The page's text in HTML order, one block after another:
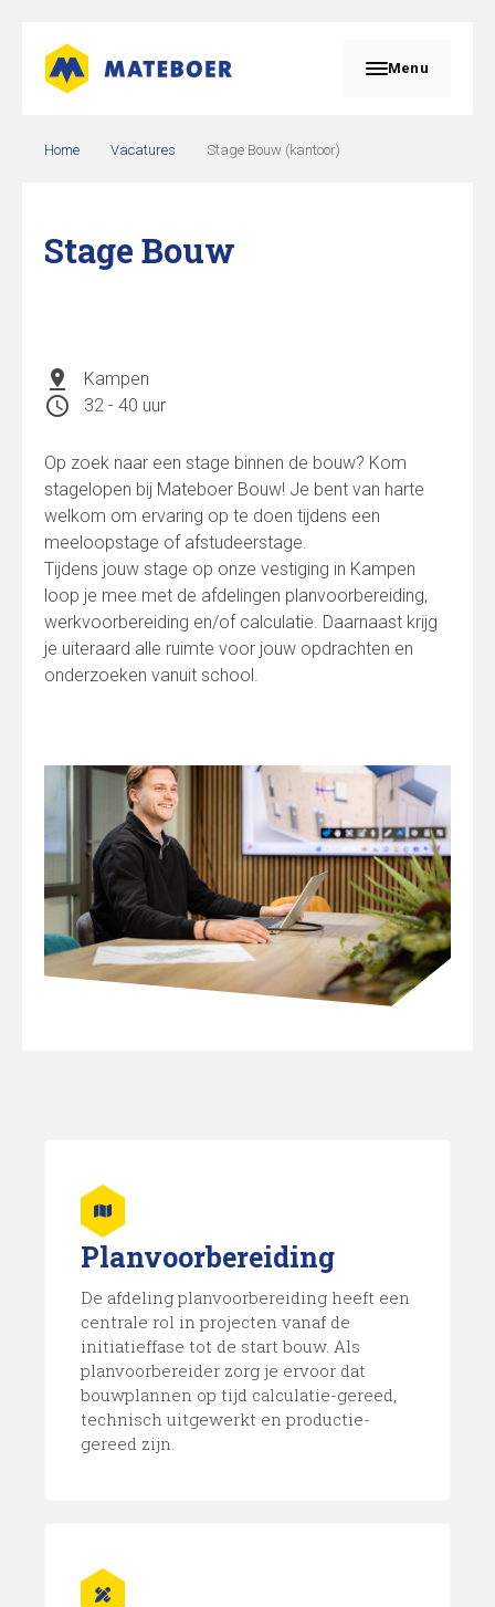
Menu
Home Vacatures Stage Bouw (kantoor)
Stage Bouw
pin_drop Kampen
schedule 32 - 40 uur
Op zoek naar een stage binnen de bouw? Kom
stagelopen bij Mateboer Bouw! Je bent van harte
welkom om ervaring op te doen tijdens een
meeloopstage of afstudeerstage.
Tijdens jouw stage op onze vestiging in Kampen
loop je mee met de afdelingen planvoorbereiding,
werkvoorbereiding en/of calculatie. Daarnaast krijg
je uiteraard alle ruimte voor jouw opdrachten en
onderzoeken vanuit school.
Planvoorbereiding
De afdeling planvoorbereiding heeft een
centrale rol in projecten vanaf de
initiatieffase tot de start bouw. Als
planvoorbereider zorg je ervoor dat
bouwplannen op tijd calculatie-gereed,
technisch uitgewerkt en productie-
gereed zijn.